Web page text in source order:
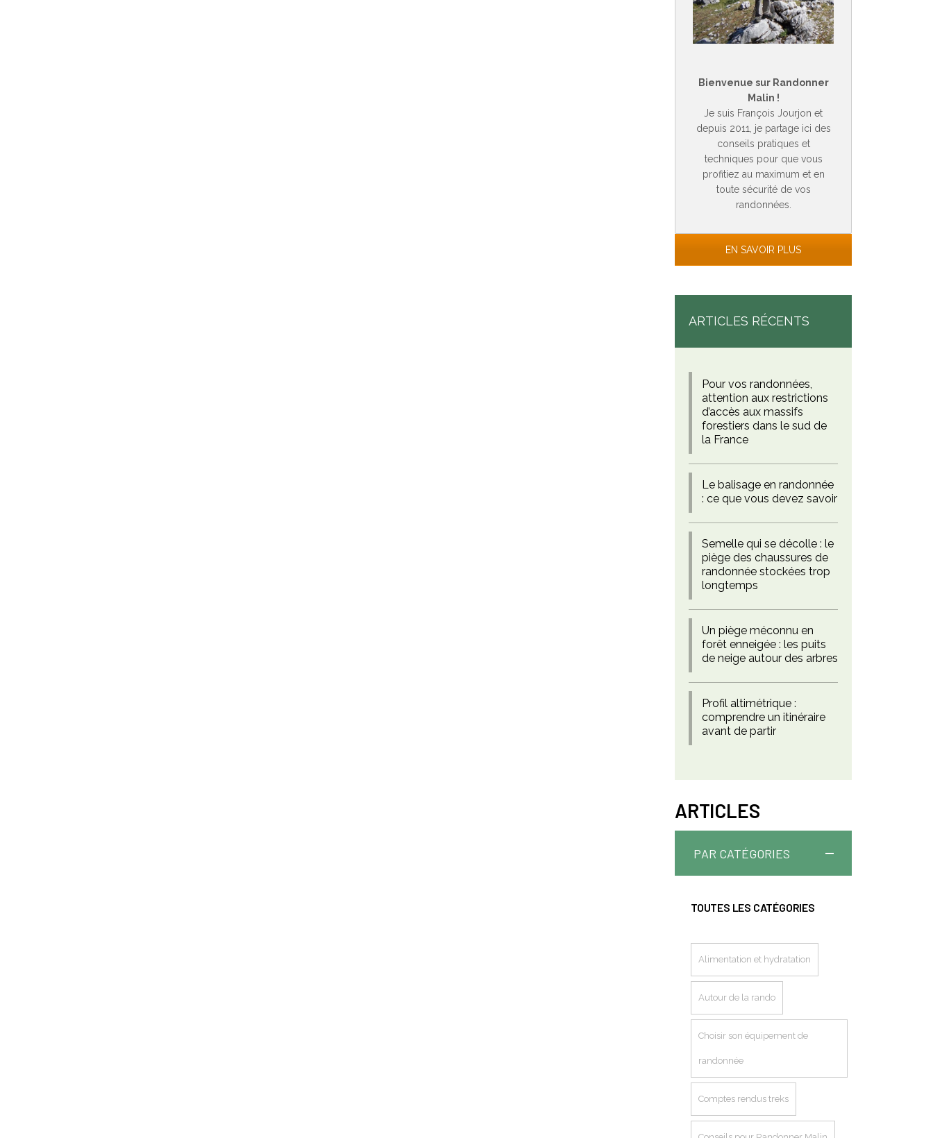
Bienvenue sur Randonner
Malin !
Je suis François Jourjon et
depuis 2011, je partage ici des
conseils pratiques et
techniques pour que vous
profitiez au maximum et en
toute sécurité de vos
randonnées.
EN SAVOIR PLUS
ARTICLES RÉCENTS
Pour vos randonnées,
attention aux restrictions
d’accès aux massifs
forestiers dans le sud de
la France
Le balisage en randonnée
: ce que vous devez savoir
Semelle qui se décolle : le
piège des chaussures de
randonnée stockées trop
longtemps
Un piège méconnu en
forêt enneigée : les puits
de neige autour des arbres
Profil altimétrique :
comprendre un itinéraire
avant de partir
ARTICLES
PAR CATÉGORIES
TOUTES LES CATÉGORIES
Alimentation et hydratation
Autour de la rando
Choisir son équipement de
randonnée
Comptes rendus treks